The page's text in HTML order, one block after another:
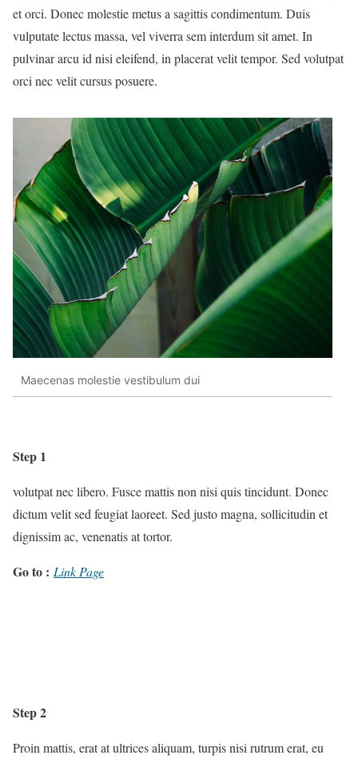
et orci. Donec molestie metus a sagittis condimentum. Duis
vulputate lectus massa, vel viverra sem interdum sit amet. In
pulvinar arcu id nisi eleifend, in placerat velit tempor. Sed volutpat
orci nec velit cursus posuere.
Maecenas molestie vestibulum dui
Step 1
volutpat nec libero. Fusce mattis non nisi quis tincidunt. Donec
dictum velit sed feugiat laoreet. Sed justo magna, sollicitudin et
dignissim ac, venenatis at tortor.
Go to : Link Page
Step 2
Proin mattis, erat at ultrices aliquam, turpis nisi rutrum erat, eu